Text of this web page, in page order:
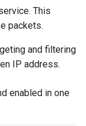
This
packets.
and filtering
IP address.
enabled in one